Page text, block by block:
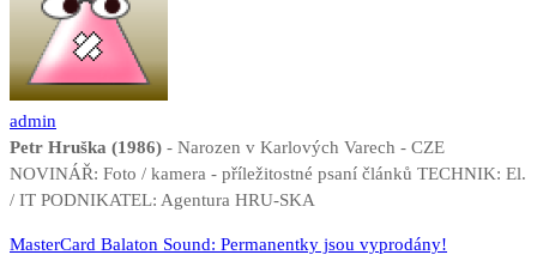
admin
Petr Hruška (1986) - Narozen v Karlových Varech - CZE
NOVINÁŘ: Foto / kamera - příležitostné psaní článků TECHNIK: El.
/ IT PODNIKATEL: Agentura HRU-SKA
Navigace
MasterCard Balaton Sound: Permanentky jsou vyprodány!